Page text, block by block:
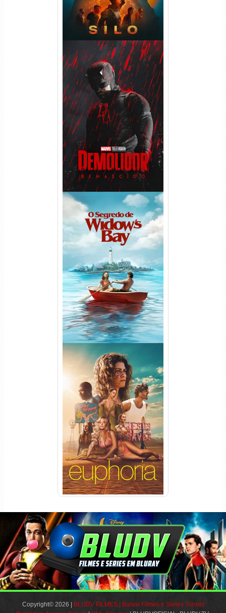
Demolidor: Renascido 2ª
Temporada (2026) WEB-DL
1080p Dual Áudio
O Segredo de Widow’s Bay
1ª Temporada Torrent (2026)
WEB-DL 1080p Dual Áudio
Euphoria 3ª Temporada
Torrent (2026) WEB-DL 1080p
Dual Áudio
Copyright© 2026 |
BLUDV FILMES | Baixar Filmes e Séries Torrent